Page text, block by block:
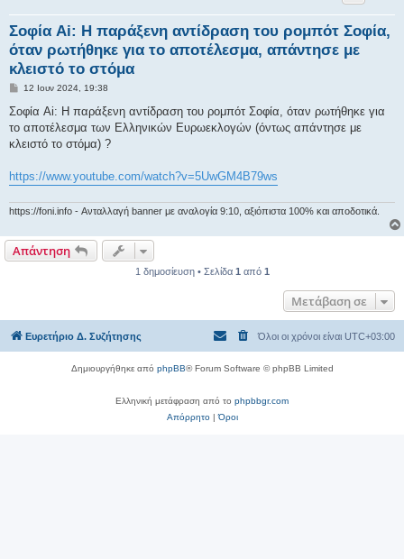
Σοφία Ai: Η παράξενη αντίδραση του ρομπότ Σοφία,
όταν ρωτήθηκε για το αποτέλεσμα, απάντησε με
κλειστό το στόμα
Δ
μ
σ
ί
σ
η
12 Ιουν 2024, 19:38
Σοφία Ai: Η παράξενη αντίδραση του ρομπότ Σοφία, όταν ρωτήθηκε για
το αποτέλεσμα των Ελληνικών Ευρωεκλογών (όντως απάντησε με
κλειστό το στόμα) ?
https://www.youtube.com/watch?v=5UwGM4B79ws
https://foni.info - Ανταλλαγή banner με αναλογία 9:10, αξιόπιστα 100% και αποδοτικά.
Απάντηση
1 δημοσίευση • Σελίδα 1 από 1
Μετάβαση σε
Ευρετήριο Δ. Συζήτησης Όλοι οι χρόνοι είναι UTC+03:00
Δημιουργήθηκε από phpBB® Forum Software © phpBB Limited
Ελληνική μετάφραση από το phpbbgr.com
Απόρρητο|Όροι